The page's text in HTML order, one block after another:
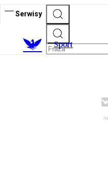
Serwisy
Sport